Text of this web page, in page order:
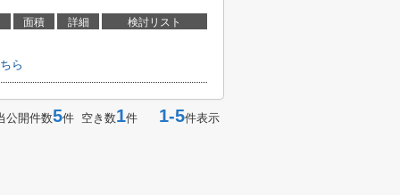
面積 詳細 検討リスト
ら
公開件数5件 空き数1件 1-5件表示